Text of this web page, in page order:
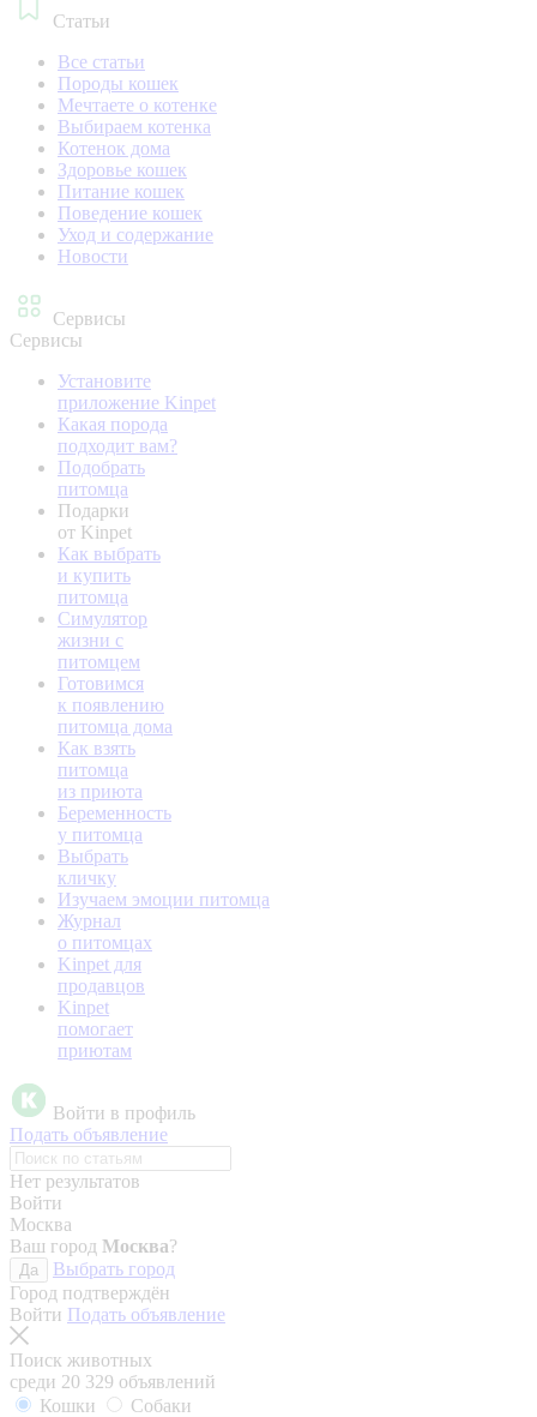
Статьи
Все статьи
Породы кошек
Мечтаете о котенке
Выбираем котенка
Котенок дома
Здоровье кошек
Питание кошек
Поведение кошек
Уход и содержание
Новости
Сервисы
Сервисы
Установите
приложение Kinpet
Какая порода
подходит вам?
Подобрать
питомца
Подарки
от Kinpet
Как выбрать
и купить
питомца
Симулятор
жизни с
питомцем
Готовимся
к появлению
питомца дома
Как взять
питомца
из приюта
Беременность
у питомца
Выбрать
кличку
Изучаем эмоции питомца
Журнал
о питомцах
Kinpet для
продавцов
Kinpet
помогает
приютам
Войти в профиль
Подать объявление
Нет результатов
Войти
Москва
Ваш город Москва?
Да
Выбрать город
Город подтверждён
Войти Подать объявление
Поиск животных
среди 20 329 объявлений
Кошки
Собаки